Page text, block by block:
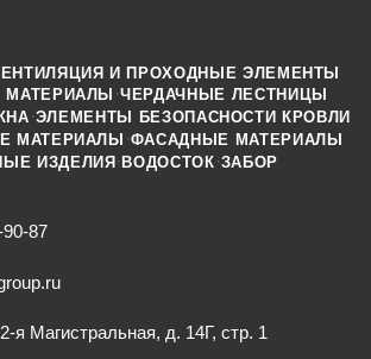
87
я Магистральная, д. 14Г, стр. 1
И ПРОХОДНЫЕ ЭЛЕМЕНТЫ
·ЧЕРДАЧНЫЕ ЛЕСТНИЦЫ
·ЭЛЕМЕНТЫ БЕЗОПАСНОСТИ КРОВЛИ
МАТЕРИАЛЫ ·ФАСАДНЫЕ МАТЕРИАЛЫ
ИЗДЕЛИЯ ·ВОДОСТОК ·ЗАБОР